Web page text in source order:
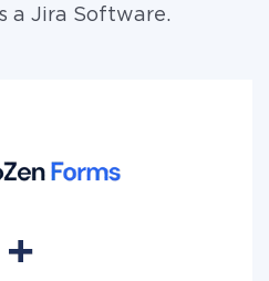
a Jira Software.